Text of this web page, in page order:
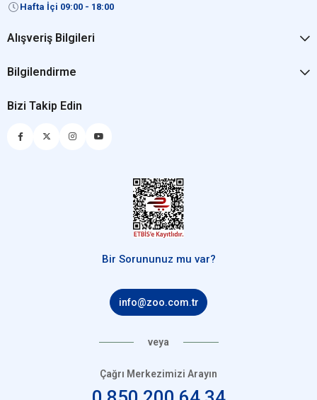
Hafta İçi 09:00 - 18:00
Alışveriş Bilgileri
Bilgilendirme
Bizi Takip Edin
Bir Sorununuz mu var?
info@zoo.com.tr
veya
Çağrı Merkezimizi Arayın